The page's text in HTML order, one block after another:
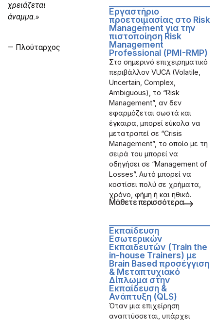
χρειάζεται
άναμμα.»
— Πλούταρχος
Εργαστήριο
προετοιμασίας στο Risk
Management για την
πιστοποίηση Risk
Management
Professional (PMI-RMP)
Στο σημερινό επιχειρηματικό
περιβάλλον VUCA (Volatile,
Uncertain, Complex,
Ambiguous), το “Risk
Management”, αν δεν
εφαρμόζεται σωστά και
έγκαιρα, μπορεί εύκολα να
μετατραπεί σε “Crisis
Management”, το οποίο με τη
σειρά του μπορεί να
οδηγήσει σε “Management of
Losses”. Αυτό μπορεί να
κοστίσει πολύ σε χρήματα,
χρόνο, φήμη ή και ηθικό.
Μάθετε περισσότερα
Εκπαίδευση
Εσωτερικών
Εκπαιδευτών (Train the
in-house Trainers) με
Brain Based προσέγγιση
& Μεταπτυχιακό
Δίπλωμα στην
Εκπαίδευση &
Ανάπτυξη (QLS)
Όταν μια επιχείρηση
αναπτύσσεται, υπάρχει